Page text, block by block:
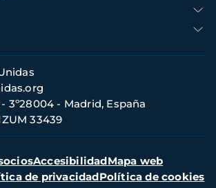
3º28004 - Madrid, España
33439
AccesibilidadMapa web
de privacidadPolítica de cookies